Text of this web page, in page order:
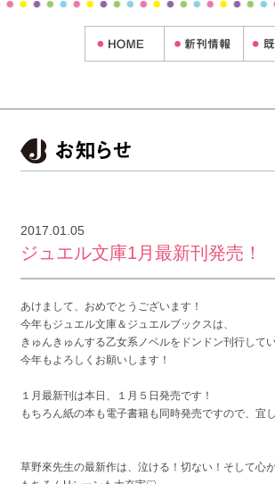
2017.01.05
ジュエル文庫1月最新刊発売！
あけまして、おめでとうございます！
今年もジュエル文庫＆ジュエルブックスは、
きゅんきゅんする乙女系ノベルをドンドン刊行して
今年もよろしくお願いします！
１月最新刊は本日、１月５日発売です！
もちろん紙の本も電子書籍も同時発売ですので、宜
草野來先生の最新作は、泣ける！切ない！そして心